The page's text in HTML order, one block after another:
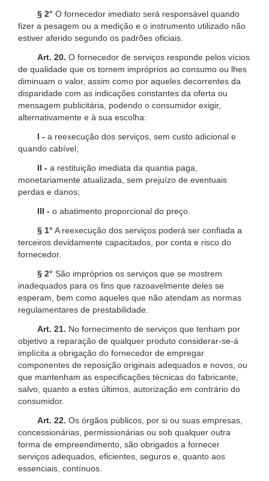
§ 2° O fornecedor imediato será responsável quando
fizer a pesagem ou a medição e o instrumento utilizado não
estiver aferido segundo os padrões oficiais.
Art. 20. O fornecedor de serviços responde pelos vícios
de qualidade que os tornem impróprios ao consumo ou lhes
diminuam o valor, assim como por aqueles decorrentes da
disparidade com as indicações constantes da oferta ou
mensagem publicitária, podendo o consumidor exigir,
alternativamente e à sua escolha:
I - a reexecução dos serviços, sem custo adicional e
quando cabível;
II - a restituição imediata da quantia paga,
monetariamente atualizada, sem prejuízo de eventuais
perdas e danos;
III - o abatimento proporcional do preço.
§ 1° A reexecução dos serviços poderá ser confiada a
terceiros devidamente capacitados, por conta e risco do
fornecedor.
§ 2° São impróprios os serviços que se mostrem
inadequados para os fins que razoavelmente deles se
esperam, bem como aqueles que não atendam as normas
regulamentares de prestabilidade.
Art. 21. No fornecimento de serviços que tenham por
objetivo a reparação de qualquer produto considerar-se-á
implícita a obrigação do fornecedor de empregar
componentes de reposição originais adequados e novos, ou
que mantenham as especificações técnicas do fabricante,
salvo, quanto a estes últimos, autorização em contrário do
consumidor.
Art. 22. Os órgãos públicos, por si ou suas empresas,
concessionárias, permissionárias ou sob qualquer outra
forma de empreendimento, são obrigados a fornecer
serviços adequados, eficientes, seguros e, quanto aos
essenciais, contínuos.